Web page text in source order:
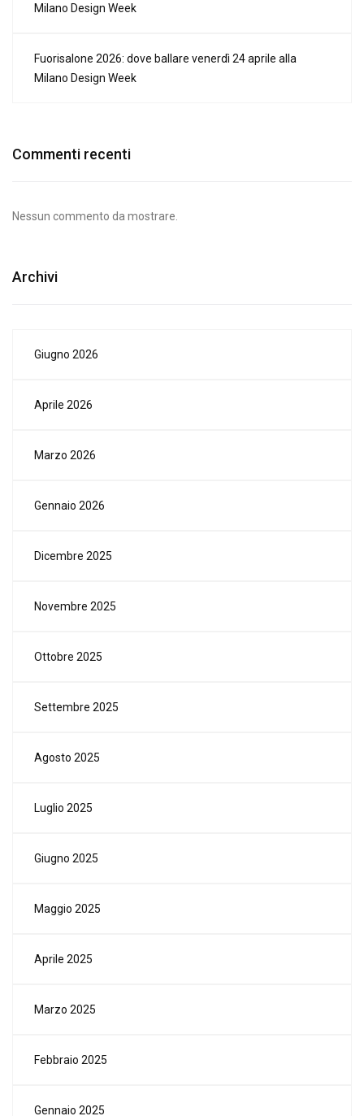
Milano Design Week
Fuorisalone 2026: dove ballare venerdì 24 aprile alla
Milano Design Week
Commenti recenti
Nessun commento da mostrare.
Archivi
Giugno 2026
Aprile 2026
Marzo 2026
Gennaio 2026
Dicembre 2025
Novembre 2025
Ottobre 2025
Settembre 2025
Agosto 2025
Luglio 2025
Giugno 2025
Maggio 2025
Aprile 2025
Marzo 2025
Febbraio 2025
Gennaio 2025